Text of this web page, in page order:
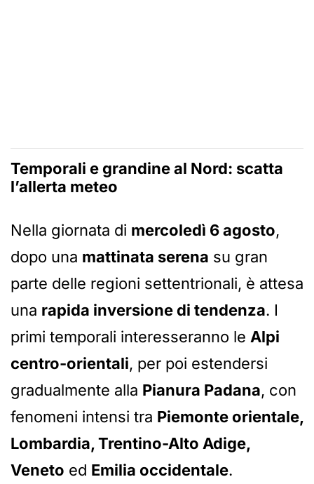
Temporali e grandine al Nord: scatta
l’allerta meteo
Nella giornata di mercoledì 6 agosto,
dopo una mattinata serena su gran
parte delle regioni settentrionali, è attesa
una rapida inversione di tendenza. I
primi temporali interesseranno le Alpi
centro-orientali, per poi estendersi
gradualmente alla Pianura Padana, con
fenomeni intensi tra Piemonte orientale,
Lombardia, Trentino-Alto Adige,
Veneto ed Emilia occidentale.